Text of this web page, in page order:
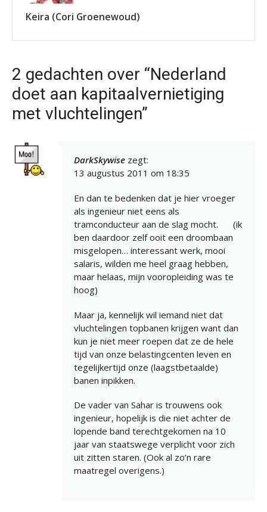
Keira (Cori Groenewoud)
2 gedachten over “Nederland
doet aan kapitaalvernietiging
met vluchtelingen”
DarkSkywise zegt:
13 augustus 2011 om 18:35
En dan te bedenken dat je hier vroeger
als ingenieur niet eens als
tramconducteur aan de slag mocht.
(ik
ben daardoor zelf ooit een droombaan
misgelopen… interessant werk, mooi
salaris, wilden me heel graag hebben,
maar helaas, mijn vooropleiding was te
hoog)
Maar ja, kennelijk wil iemand niet dat
vluchtelingen topbanen krijgen want dan
kun je niet meer roepen dat ze de hele
tijd van onze belastingcenten leven en
tegelijkertijd onze (laagstbetaalde)
banen inpikken.
De vader van Sahar is trouwens ook
ingenieur, hopelijk is die niet achter de
lopende band terechtgekomen na 10
jaar van staatswege verplicht voor zich
uit zitten staren. (Ook al zo’n rare
maatregel overigens.)